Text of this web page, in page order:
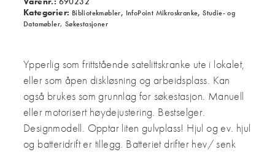
Kategorier: Bibliotekmøbler, InfoPoint Mikroskranke,Studie- og
Datamøbler, Søkestasjoner
Ypperlig som frittstående satelittskranke ute i lokalet,
eller som åpen diskløsning og arbeidsplass. Kan
også brukes som grunnlag for søkestasjon. Manuell
eller motorisert høydejustering. Bestselger.
Designmodell. Opptar liten gulvplass! Hjul og ev. hjul
og batteridrift er tillegg. Batteriet drifter hev/ senk